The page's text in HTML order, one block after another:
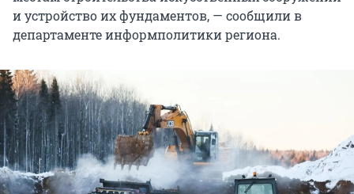
и устройство их фундаментов, — сообщили в
департаменте информполитики региона.